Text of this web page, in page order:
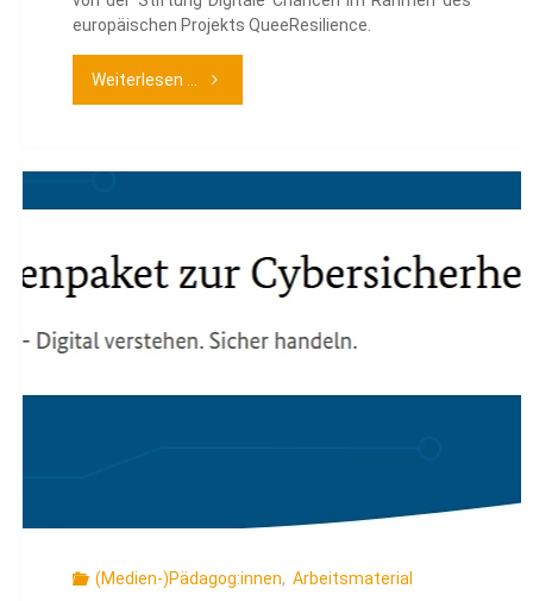
europäischen Projekts QueeResilience.
Weiterlesen ... "QueeResilience
(Medien-)Pädagog:innen, Arbeitsmaterial